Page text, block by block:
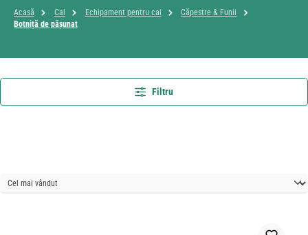
Acasă Cal Echipament pentru cai
Căpestre & Funii
Botniță de pășunat
Filtru